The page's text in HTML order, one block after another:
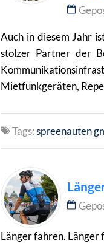
Auch in diesem Jahr
stolzer Partner der
Mietfunkgeräten,
Tags:spreenauten
Länger fahren. Länger